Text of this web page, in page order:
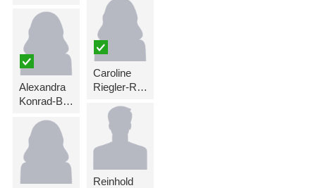
Alexandra
Konrad-Biedermann
Caroline
Riegler-Rüdisser
Reinhold